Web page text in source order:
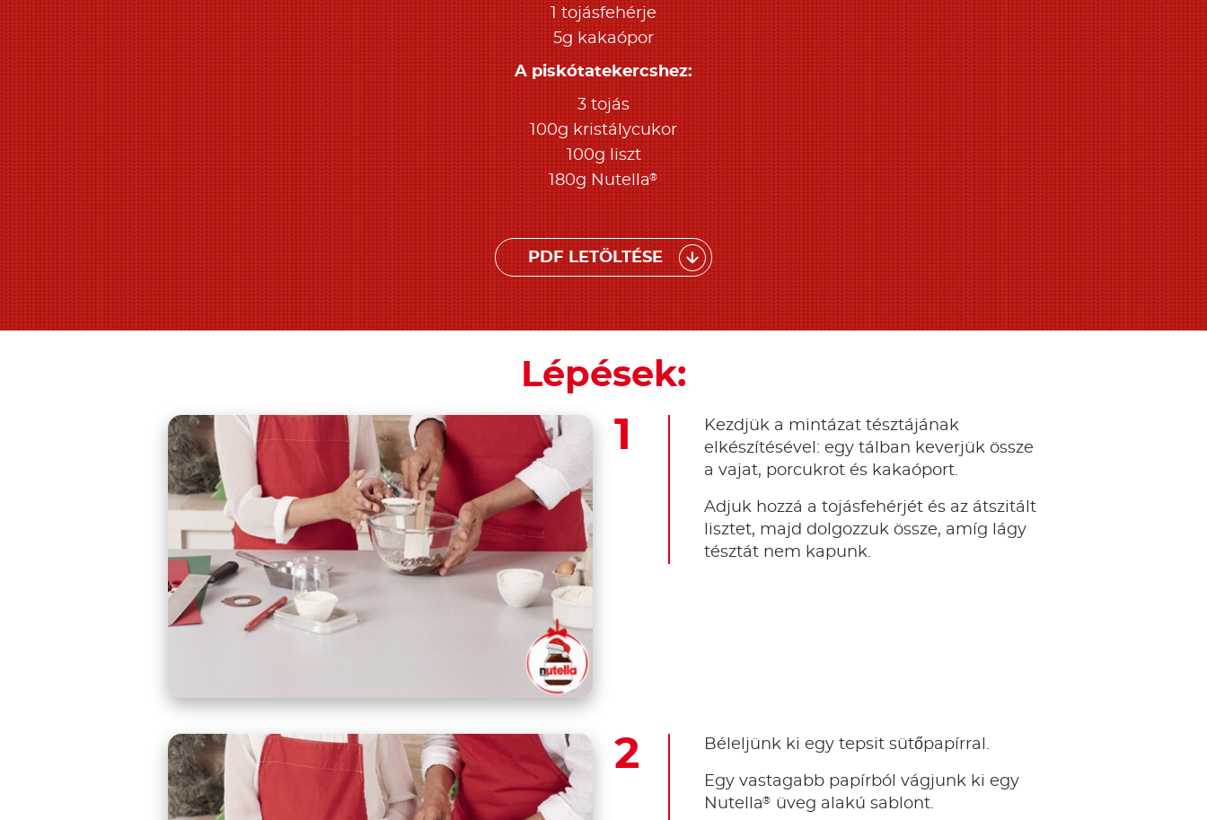
1 tojásfehérje
5g kakaópor
A piskótatekercshez:
3 tojás
100g kristálycukor
100g liszt
180g Nutella®
PDF LETÖLTÉSE
Lépések:
Kezdjük a mintázat tésztájának
elkészítésével: egy tálban keverjük össze
a vajat, porcukrot és kakaóport.
Adjuk hozzá a tojásfehérjét és az átszitált
lisztet, majd dolgozzuk össze, amíg lágy
tésztát nem kapunk.
Béleljünk ki egy tepsit sütőpapírral.
Egy vastagabb papírból vágjunk ki egy
Nutella® üveg alakú sablont.